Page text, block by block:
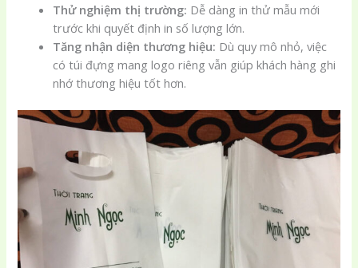
Thử nghiệm thị trường: Dễ dàng in thử mẫu mới
trước khi quyết định in số lượng lớn.
Tăng nhận diện thương hiệu: Dù quy mô nhỏ, việc
có túi đựng mang logo riêng vẫn giúp khách hàng ghi
nhớ thương hiệu tốt hơn.